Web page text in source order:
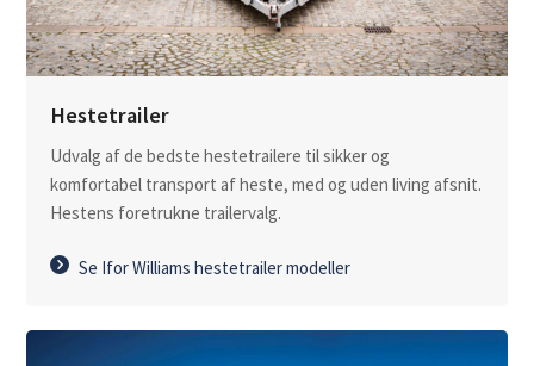
Hestetrailer
Udvalg af de bedste hestetrailere til sikker og
komfortabel transport af heste, med og uden living afsnit.
Hestens foretrukne trailervalg.
Se Ifor Williams hestetrailer modeller